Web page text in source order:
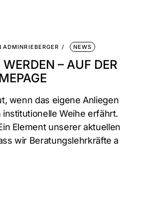
ADMINRIEBERGER NEWS
– AUF DER
wenn das eigene Anliegen
institutionelle Weihe erfährt.
Element unserer aktuellen
wir Beratungslehrkräfte a